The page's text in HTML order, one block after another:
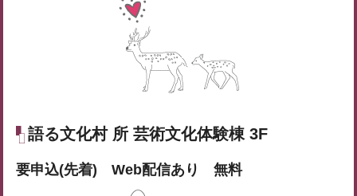
語る文化村 所 芸術文化体験棟 3F
要申込(先着) Web配信あり 無料